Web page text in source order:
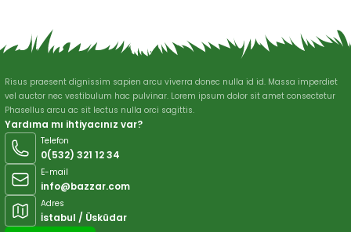
Gönder
Risus praesent dignissim sapien arcu viverra donec nulla id id. Massa imperdiet
vel auctor nec vestibulum hac pulvinar. Lorem ipsum dolor sit amet consectetur
Phasellus arcu ac sit lectus nulla orci sagittis.
Yardıma mı ihtiyacınız var?
Telefon
0(532) 321 12 34
E-mail
info@bazzar.com
Adres
İstabul / Üsküdar